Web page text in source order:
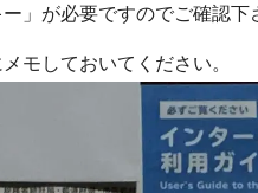
」が必要ですのでご確認下
モしておいてください。